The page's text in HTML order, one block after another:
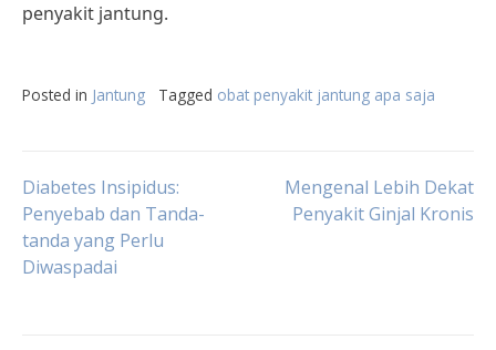
penyakit jantung.
Posted in Jantung Tagged obat penyakit jantung apa saja
Post
navigation
Diabetes Insipidus:
Penyebab dan Tanda-
tanda yang Perlu
Diwaspadai
Mengenal Lebih Dekat
Penyakit Ginjal Kronis